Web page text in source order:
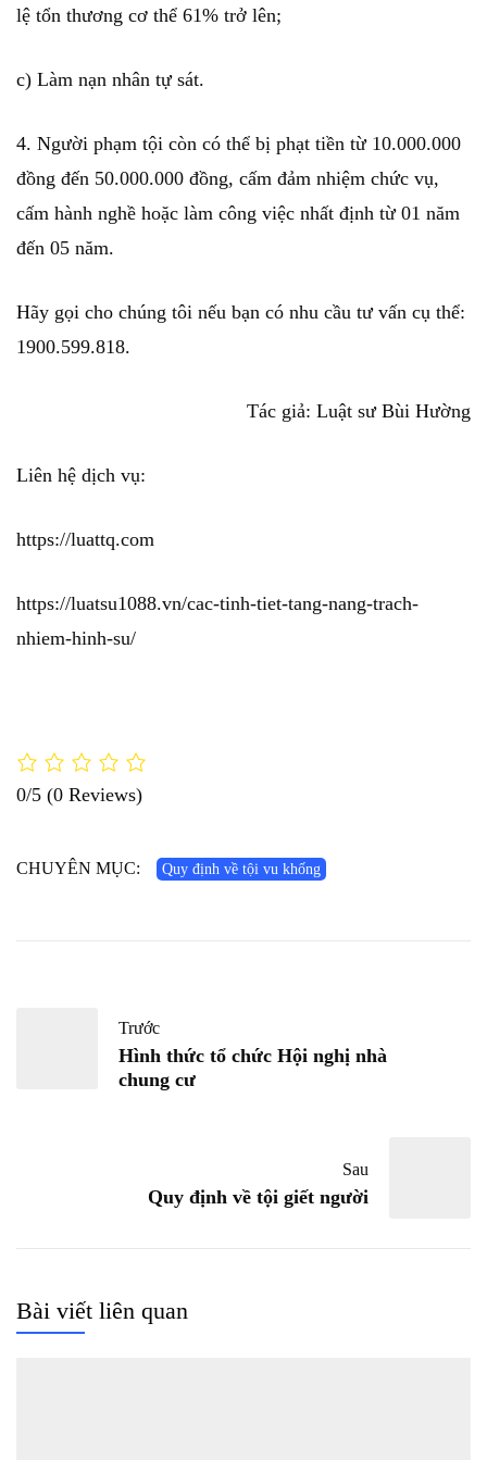
lệ tổn thương cơ thể 61% trở lên;
c) Làm nạn nhân tự sát.
4. Người phạm tội còn có thể bị phạt tiền từ 10.000.000
đồng đến 50.000.000 đồng, cấm đảm nhiệm chức vụ,
cấm hành nghề hoặc làm công việc nhất định từ 01 năm
đến 05 năm.
Hãy gọi cho chúng tôi nếu bạn có nhu cầu tư vấn cụ thể:
1900.599.818.
Tác giả: Luật sư Bùi Hường
Liên hệ dịch vụ:
https://luattq.com
https://luatsu1088.vn/cac-tinh-tiet-tang-nang-trach-
nhiem-hinh-su/
0/5 (0 Reviews)
CHUYÊN MỤC: Quy định về tội vu khống
Trước
Hình thức tổ chức Hội nghị nhà
chung cư
Sau
Quy định về tội giết người
Bài viết liên quan